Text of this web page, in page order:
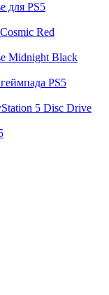
для PS5
Red
Midnight Black
PS5
5 Disc Drive